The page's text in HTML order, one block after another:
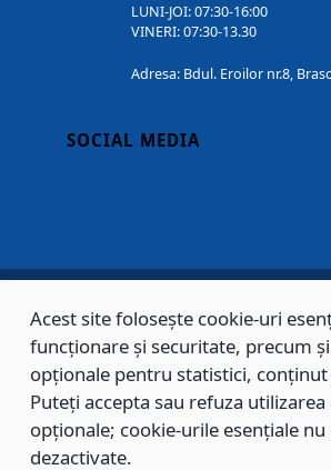
LUNI-JOI: 07:30-16:00
VINERI: 07:30-13.30
Adresa: Bdul. Eroilor nr.8,
SOCIAL MEDIA
Copyright © 2002 - 2026 - PRIMĂRIA MUNICIPIULUI
rezervate.
Sitemap Contact
Acest site folosește cookie-uri
funcționare și securitate, precum
opționale pentru statistici,
Puteți accepta sau refuza
opționale; cookie-urile esențiale
dezactivate.